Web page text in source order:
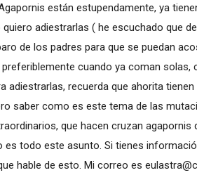
están estupendamente, ya
quiero adiestrarlas ( he escuchado que
de los padres para que se puedan
cuando ya coman
adiestrarlas, recuerda que ahorita
saber como es este tema de las
que hacen cruzan
es todo este asunto. Si tienes
hable de esto. Mi correo es